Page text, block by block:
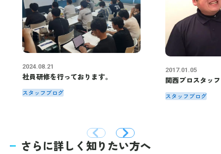
2024.08.21
社員研修を行っております。
スタッフブログ
2017.01.05
関西プロスタッフ
スタッフブログ
さらに詳しく知りたい方へ